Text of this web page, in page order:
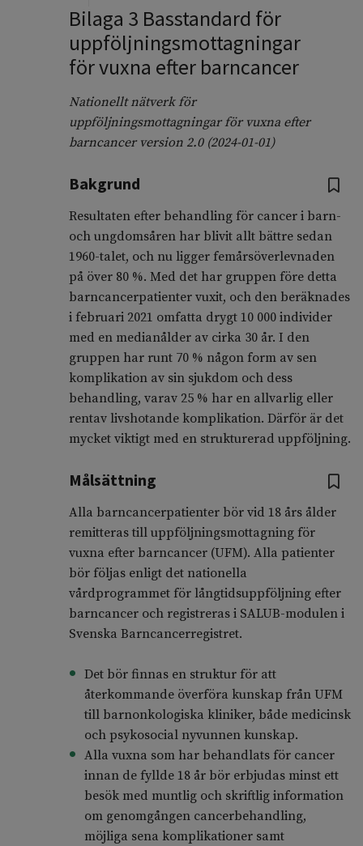
Bilaga 3 Basstandard för
uppföljningsmottagningar
för vuxna efter barncancer
Nationellt nätverk för
uppföljningsmottagningar för vuxna efter
barncancer version 2.0 (2024-01-01)
Bakgrund
Resultaten efter behandling för cancer i barn-
och ungdomsåren har blivit allt bättre sedan
1960-talet, och nu ligger femårsöverlevnaden
på över 80 %. Med det har gruppen före detta
barncancerpatienter vuxit, och den beräknades
i februari 2021 omfatta drygt 10 000 individer
med en medianålder av cirka 30 år. I den
gruppen har runt 70 % någon form av sen
komplikation av sin sjukdom och dess
behandling, varav 25 % har en allvarlig eller
rentav livshotande komplikation. Därför är det
mycket viktigt med en strukturerad uppföljning.
Målsättning
Alla barncancerpatienter bör vid 18 års ålder
remitteras till uppföljningsmottagning för
vuxna efter barncancer (UFM). Alla patienter
bör följas enligt det nationella
vårdprogrammet för långtidsuppföljning efter
barncancer och registreras i SALUB-modulen i
Svenska Barncancerregistret.
Det bör finnas en struktur för att
återkommande överföra kunskap från UFM
till barnonkologiska kliniker, både medicinsk
och psykosocial nyvunnen kunskap.
Alla vuxna som har behandlats för cancer
innan de fyllde 18 år bör erbjudas minst ett
besök med muntlig och skriftlig information
om genomgången cancerbehandling,
möjliga sena komplikationer samt